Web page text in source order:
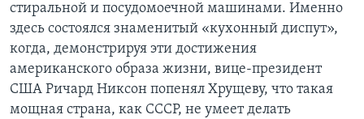
стиральной и посудомоечной машинами. Именно
здесь состоялся знаменитый «кухонный диспут»,
когда, демонстрируя эти достижения
американского образа жизни, вице-президент
США Ричард Никсон попенял Хрущеву, что такая
мощная страна, как СССР, не умеет делать